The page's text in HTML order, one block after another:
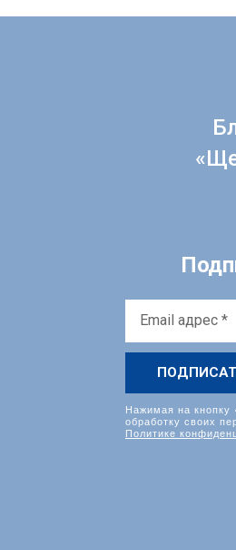
адрес
*
Нажимая на кнопку
обработку своих
Политике